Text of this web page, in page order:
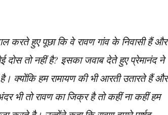
करते हुए पूछा कि वे रावण गांव के निवासी हैं और
दोस तो नहीं है? इसका जवाब देते हुए प्रेमानंद ने
क्योंकि हम रामायण की भी आरती उतारते हैं और
तो रावण का जिक्र है तो कहीं ना कहीं हम